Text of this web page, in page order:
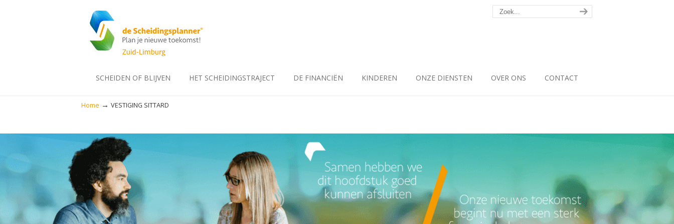
SCHEIDEN OF BLIJVEN HET SCHEIDINGSTRAJECT DE FINANCIËN KINDEREN ONZE DIENSTEN OVER ONS CONTACT
Home → VESTIGING SITTARD